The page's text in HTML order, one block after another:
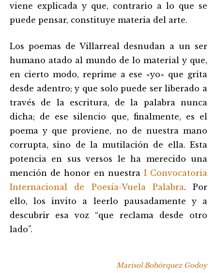
viene explicada y que, contrario a lo que se
puede pensar, constituye materia del arte.
Los poemas de Villarreal desnudan a un ser
humano atado al mundo de lo material y que,
en cierto modo, reprime a ese «yo» que grita
desde adentro; y que solo puede ser liberado a
través de la escritura, de la palabra nunca
dicha; de ese silencio que, finalmente, es el
poema y que proviene, no de nuestra mano
corrupta, sino de la mutilación de ella. Esta
potencia en sus versos le ha merecido una
mención de honor en nuestra I Convocatoria
Internacional de Poesía-Vuela Palabra. Por
ello, los invito a leerlo pausadamente y a
descubrir esa voz “que reclama desde otro
lado”.
Marisol Bohórquez Godoy